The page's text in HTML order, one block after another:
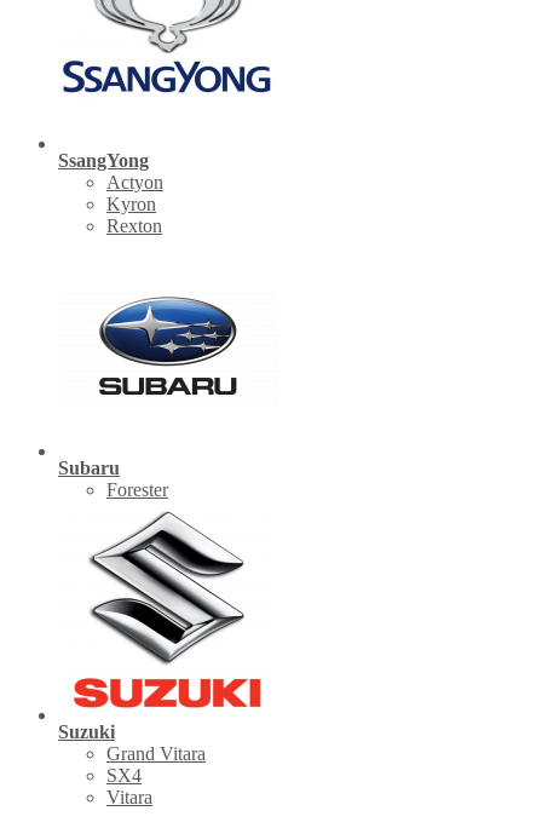
SsangYong
Actyon
Kyron
Rexton
Subaru
Forester
Suzuki
Grand Vitara
SX4
Vitara